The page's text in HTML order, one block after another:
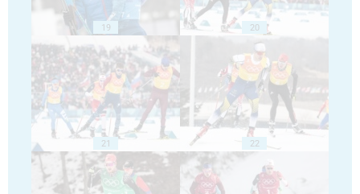
19 20
21 22